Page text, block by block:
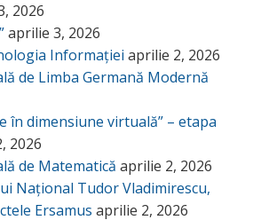
2026
aprilie 3, 2026
Informației aprilie 2, 2026
de Limba Germană Modernă
în dimensiune virtuală” – etapa
2026
de Matematică aprilie 2, 2026
Național Tudor Vladimirescu,
Ersamus aprilie 2, 2026